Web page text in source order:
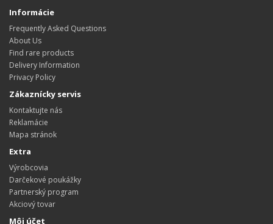
Informácie
Frequently Asked Questions
About Us
Find rare products
Delivery Information
Privacy Policy
Zákaznícky servis
Kontaktujte nás
Reklamácie
Mapa stránok
Extra
Výrobcovia
Darčekové poukážky
Partnerský program
Akciový tovar
Môj účet